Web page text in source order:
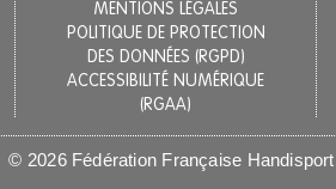
MENTIONS LÉGALES
POLITIQUE DE PROTECTION
DES DONNÉES (RGPD)
ACCESSIBILITÉ NUMÉRIQUE
(RGAA)
© 2026 Fédération Française